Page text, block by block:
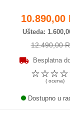
10.890,00
Ušteda
12.490,00
Besplatna
☆
☆
☆
☆
( ocena)
Dostupno u